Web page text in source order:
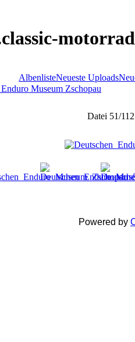
AlbenlisteNeueste Uploads
Museum Zschopau
Datei 51/112
Powered by